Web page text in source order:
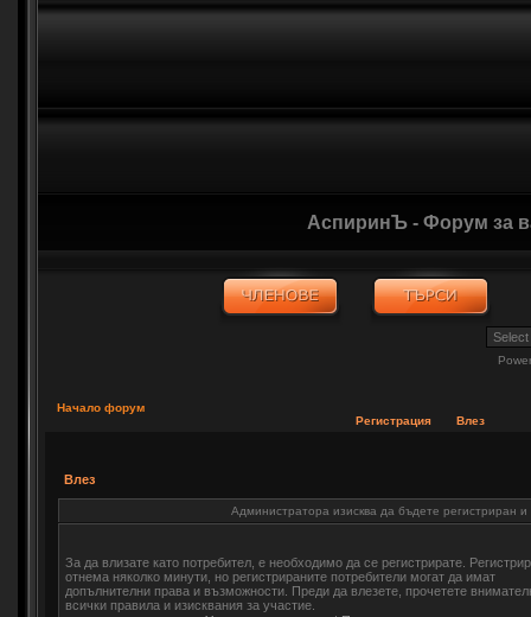
АспиринЪ - Форум за
Начало форум
Регистрация
Влез
Влез
Администратора изисква да бъдете регистриран
За да влизате като потребител, е необходимо да се регистрирате.
отнема няколко минути, но регистрираните потребители могат да имат
допълнителни права и възможности. Преди да влезете, прочетете
всички правила и изисквания за участие.